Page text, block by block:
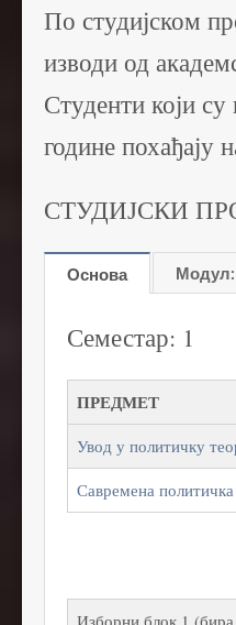
По студијском
изводи од
Студенти који
године похађају
СТУДИЈСКИ
Основа Модул:
Семестар: 1
ПРЕДМЕТ
Увод у политичку
Савремена политичка
Изборни блок 1